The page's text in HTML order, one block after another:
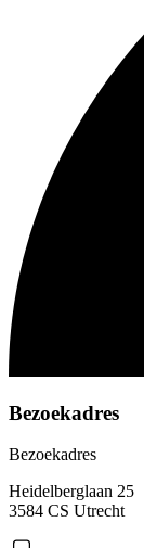
Bezoekadres
Bezoekadres
Heidelberglaan 25
3584 CS Utrecht